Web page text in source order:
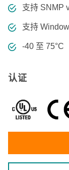
支持 SNMP
支持
-40 至 75°C
认证